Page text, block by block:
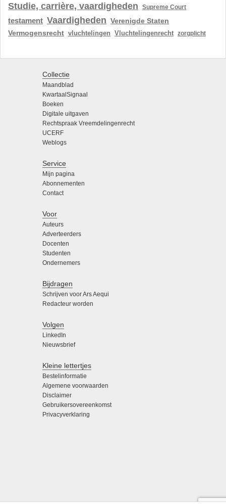
Studie, carrière, vaardigheden Supreme Court
testament Vaardigheden Verenigde Staten
Vermogensrecht vluchtelingen Vluchtelingenrecht zorgplicht
Collectie
Maandblad
KwartaalSignaal
Boeken
Digitale uitgaven
Rechtspraak Vreemdelingenrecht
UCERF
Weblogs
Service
Mijn pagina
Abonnementen
Contact
Voor
Auteurs
Adverteerders
Docenten
Studenten
Ondernemers
Bijdragen
Schrijven voor Ars Aequi
Redacteur worden
Volgen
LinkedIn
Nieuwsbrief
Kleine lettertjes
Bestelinformatie
Algemene voorwaarden
Disclaimer
Gebruikersovereenkomst
Privacyverklaring